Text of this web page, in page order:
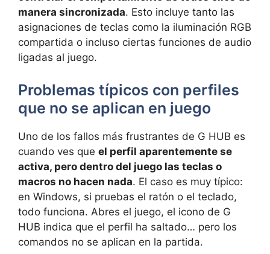
manera sincronizada. Esto incluye tanto las
asignaciones de teclas como la iluminación RGB
compartida o incluso ciertas funciones de audio
ligadas al juego.
Problemas típicos con perfiles
que no se aplican en juego
Uno de los fallos más frustrantes de G HUB es
cuando ves que el perfil aparentemente se
activa, pero dentro del juego las teclas o
macros no hacen nada. El caso es muy típico:
en Windows, si pruebas el ratón o el teclado,
todo funciona. Abres el juego, el icono de G
HUB indica que el perfil ha saltado… pero los
comandos no se aplican en la partida.